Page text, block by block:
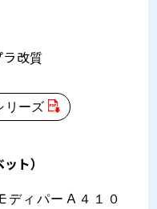
改質
リーズ
ト）
ディパーＡ４１０